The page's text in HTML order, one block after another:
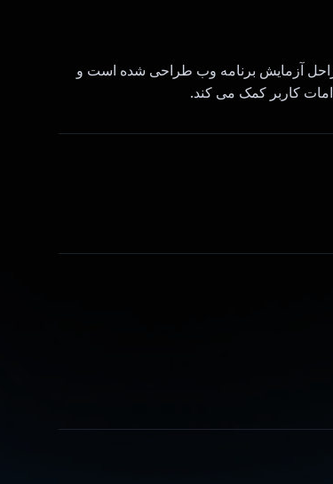
مراحل آزمایش برنامه وب طراحی شده است و